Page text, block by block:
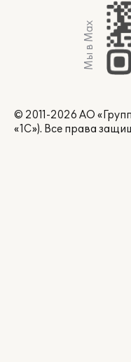
Мы в Max
© 2011-2026 АО
«1С»). Все права